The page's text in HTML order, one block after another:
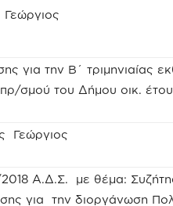
για την B΄ τριμηνιαίας
σμού του Δήμου οικ.
Γεώργιος
Α.Δ.Σ. με θέμα:
για την διοργάνωση